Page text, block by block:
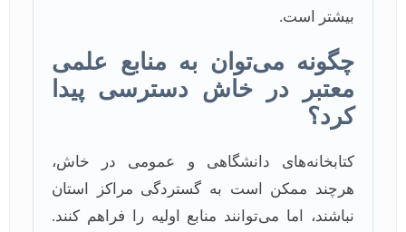
بیشتر است.
چگونه می‌توان به منابع علمی
معتبر در خاش دسترسی پیدا
کرد؟
کتابخانه‌های دانشگاهی و عمومی در خاش،
هرچند ممکن است به گستردگی مراکز استان
نباشند، اما می‌توانند منابع اولیه را فراهم کنند.